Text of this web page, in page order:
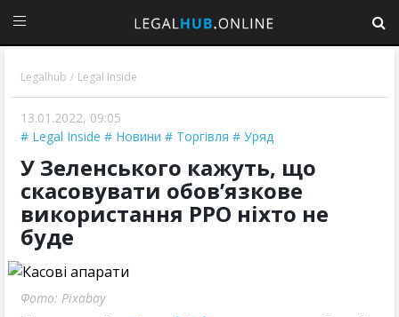
Legalhub / Legal Inside
13.01.2022, 09:05
Legal Inside
Новини Торгівля Уряд
У Зеленського кажуть, що
скасовувати обов’язкове
використання РРО ніхто не
буде
Фото: Pixabay